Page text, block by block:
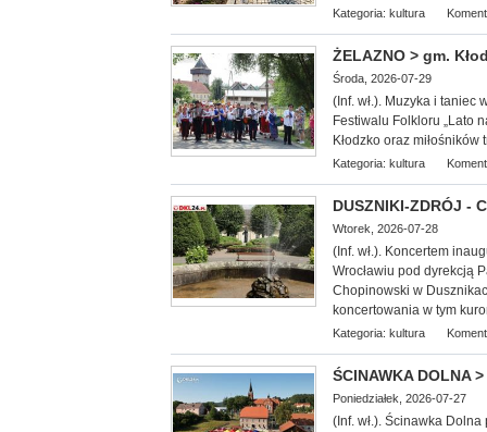
Kategoria: kultura
ŻELAZNO > gm.
Środa, 2026-07-29
(Inf. wł.). Muzyka i taniec
Festiwalu Folkloru „Lato
Kłodzko oraz miłośników
Kategoria: kultura
DUSZNIKI-ZDRÓJ -
Wtorek, 2026-07-28
(Inf. wł.). Koncertem
Wrocławiu pod dyrekcją
Chopinowski w
koncertowania w tym
Kategoria: kultura
ŚCINAWKA DOLNA
Poniedziałek, 2026-07-27
(Inf. wł.). Ścinawka